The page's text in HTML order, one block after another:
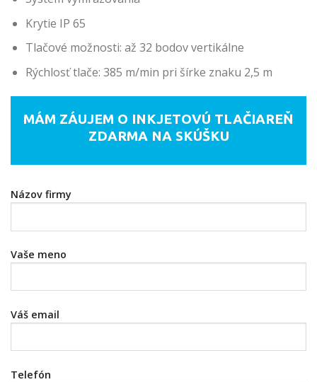
Krytie IP 65
Tlačové možnosti: až 32 bodov vertikálne
Rýchlosť tlače: 385 m/min pri šírke znaku 2,5 m
MÁM ZÁUJEM O INKJETOVÚ TLAČIAREŇ
ZDARMA NA SKÚŠKU
Názov firmy
Vaše meno
Váš email
Telefón